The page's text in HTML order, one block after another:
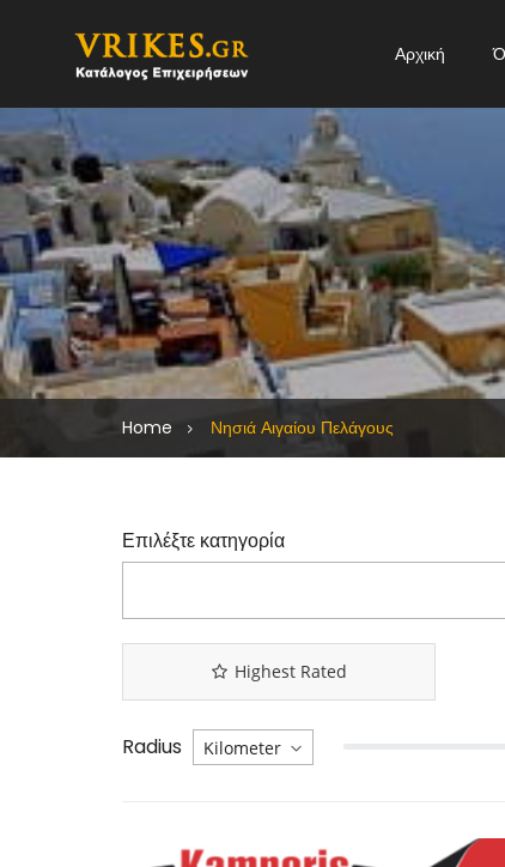
Αρχική
Home Νησιά Αιγαίου Πελάγους
Επιλέξτε κατηγορία
Highest Rated
Radius